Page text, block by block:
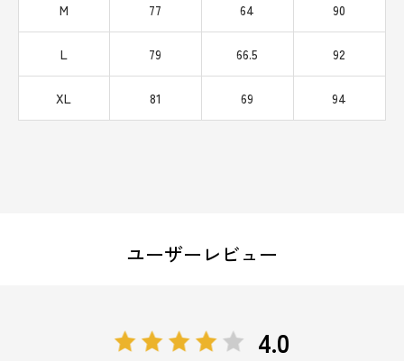
M 77 64 90
L 79 66.5 92
XL 81 69 94
ユーザーレビュー
4.0